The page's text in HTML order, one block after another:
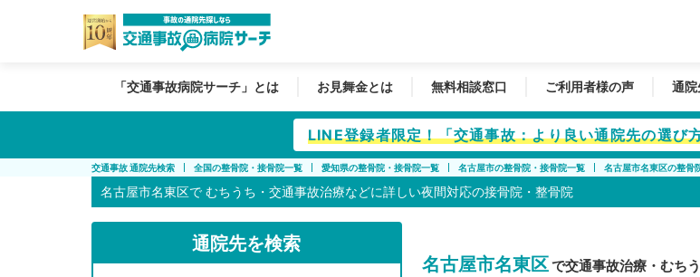
「交通事故病院サーチ」とは お見舞金とは 無料相談窓口 ご利用者様の声 通
LINE登録者限定！「交通事故：より良い通院先の選び
交通事故 通院先検索 全国の整骨院・接骨院一覧 愛知県の整骨院・接骨院一覧 名古屋市の整骨院・接骨院一覧 名古屋市名東区の整骨
名古屋市名東区で むちうち・交通事故治療などに詳しい夜間対応の接骨院・整骨院
通院先を検索
名古屋市名東区で交通事故治療・むち